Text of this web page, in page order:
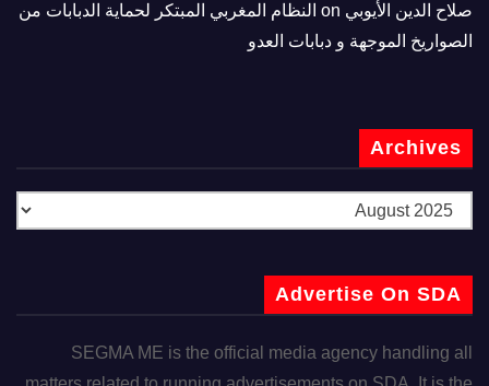
صلاح الدين الأيوبي
النظام المغربي المبتكر لحماية الدبابات من
الصواريخ الموجهة و دبابات العدو
Archives
Advertise On SDA
SEGMA ME is the official media agency handling all